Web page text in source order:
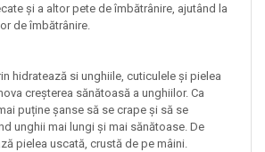
și a altor pete de îmbătrânire, ajutând la
de îmbătrânire.
hidratează si unghiile, cuticulele și pielea
creșterea sănătoasă a unghiilor. Ca
puține șanse să se crape și să se
unghii mai lungi și mai sănătoase. De
pielea uscată, crustă de pe mâini.